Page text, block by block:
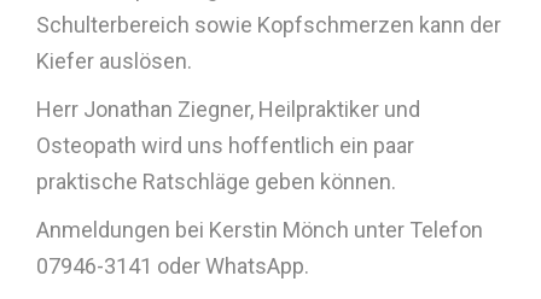
Schulterbereich sowie Kopfschmerzen kann der
Kiefer auslösen.
Herr Jonathan Ziegner, Heilpraktiker und
Osteopath wird uns hoffentlich ein paar
praktische Ratschläge geben können.
Anmeldungen bei Kerstin Mönch unter Telefon
07946-3141 oder WhatsApp.